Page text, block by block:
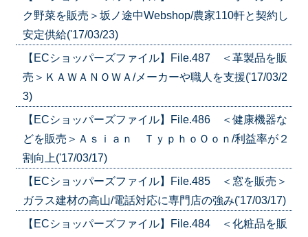
ク野菜を販売＞坂ノ途中Webshop/農家110軒と契約し
安定供給('17/03/23)
【ECショッパーズファイル】File.487 ＜革製品を販
売＞ＫＡＷＡＮＯＷＡ/メーカーや職人を支援('17/03/2
3)
【ECショッパーズファイル】File.486 ＜健康機器な
どを販売＞Ａｓｉａｎ ＴｙｐｈｏＯｏｎ/利益率が２
割向上('17/03/17)
【ECショッパーズファイル】File.485 ＜窓を販売＞
ガラス建材の高山/電話対応に専門店の強み('17/03/17)
【ECショッパーズファイル】File.484 ＜化粧品を販